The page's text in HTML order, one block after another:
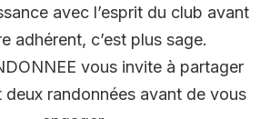
avec l’esprit du club avant
adhérent, c’est plus sage.
vous invite à partager
deux randonnées avant de vous